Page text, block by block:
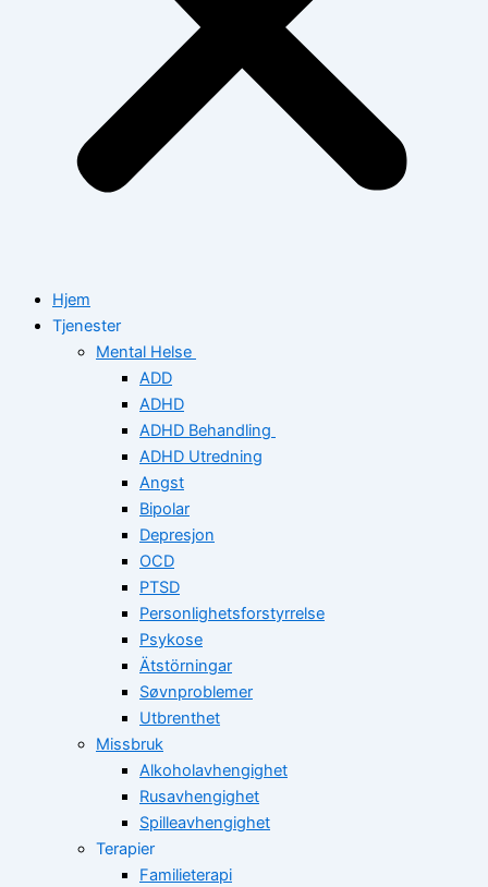
Hjem
Tjenester
Mental Helse
ADD
ADHD
ADHD Behandling
ADHD Utredning
Angst
Bipolar
Depresjon
OCD
PTSD
Personlighetsforstyrrelse
Psykose
Ätstörningar
Søvnproblemer
Utbrenthet
Missbruk
Alkoholavhengighet
Rusavhengighet
Spilleavhengighet
Terapier
Familieterapi